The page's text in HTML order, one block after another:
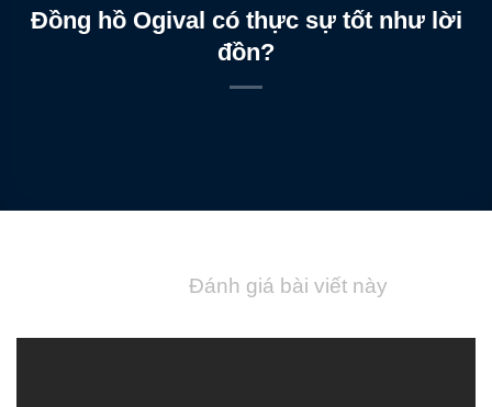
Đồng hồ Ogival có thực sự tốt như lời
đồn?
Đánh giá bài viết này